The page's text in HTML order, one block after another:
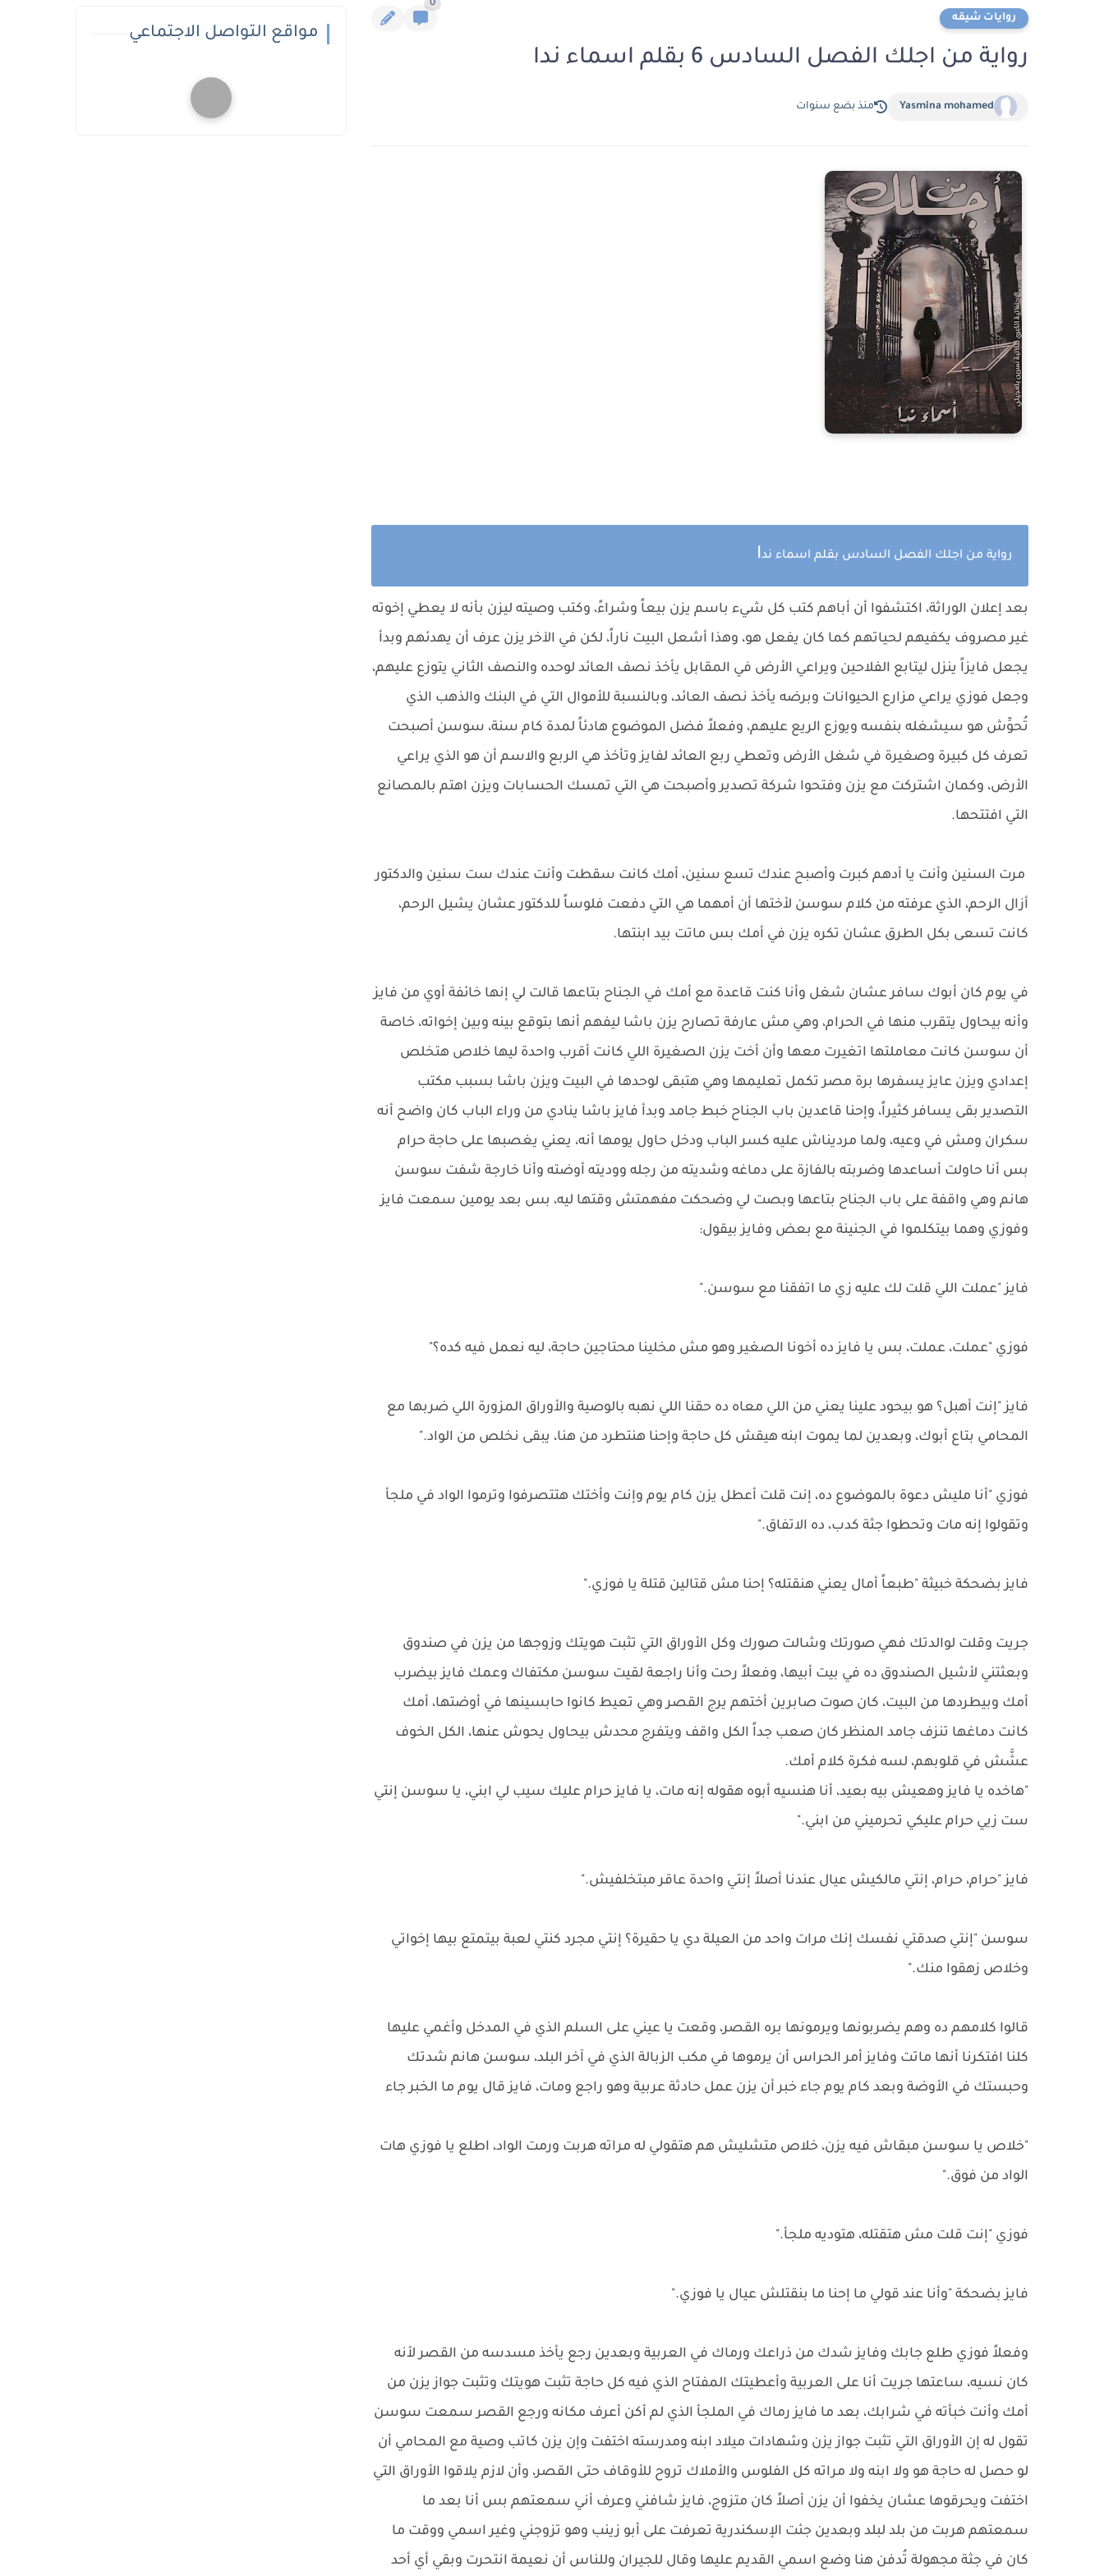
روايات شيقه
0
رواية من اجلك الفصل السادس 6 بقلم اسماء ندا
Yasmina mohamed منذ بضع سنوات
رواية من اجلك الفصل السادس بقلم اسماء ندا
بعد إعلان الوراثة، اكتشفوا أن أباهم كتب كل شيء باسم يزن بيعاً وشراءً، وكتب وصيته ليزن بأنه لا يعطي إخوته
غير مصروف يكفيهم لحياتهم كما كان يفعل هو، وهذا أشعل البيت ناراً، لكن في الآخر يزن عرف أن يهدئهم وبدأ
يجعل فايزاً ينزل ليتابع الفلاحين ويراعي الأرض في المقابل يأخذ نصف العائد لوحده والنصف الثاني يتوزع عليهم،
وجعل فوزي يراعي مزارع الحيوانات وبرضه يأخذ نصف العائد، وبالنسبة للأموال التي في البنك والذهب الذي
تُحوِّش هو سيشغله بنفسه ويوزع الريع عليهم، وفعلاً فضل الموضوع هادئاً لمدة كام سنة، سوسن أصبحت
تعرف كل كبيرة وصغيرة في شغل الأرض وتعطي ربع العائد لفايز وتأخذ هي الربع والاسم أن هو الذي يراعي
الأرض، وكمان اشتركت مع يزن وفتحوا شركة تصدير وأصبحت هي التي تمسك الحسابات ويزن اهتم بالمصانع
التي افتتحها.
مرت السنين وأنت يا أدهم كبرت وأصبح عندك تسع سنين، أمك كانت سقطت وأنت عندك ست سنين والدكتور
أزال الرحم، الذي عرفته من كلام سوسن لأختها أن أمهما هي التي دفعت فلوساً للدكتور عشان يشيل الرحم،
كانت تسعى بكل الطرق عشان تكره يزن في أمك بس ماتت بيد ابنتها.
في يوم كان أبوك سافر عشان شغل وأنا كنت قاعدة مع أمك في الجناح بتاعها قالت لي إنها خائفة أوي من فايز
وأنه بيحاول يتقرب منها في الحرام، وهي مش عارفة تصارح يزن باشا ليفهم أنها بتوقع بينه وبين إخواته، خاصة
أن سوسن كانت معاملتها اتغيرت معها وأن أخت يزن الصغيرة اللي كانت أقرب واحدة ليها خلاص هتخلص
إعدادي ويزن عايز يسفرها برة مصر تكمل تعليمها وهي هتبقى لوحدها في البيت ويزن باشا بسبب مكتب
التصدير بقى يسافر كثيراً، وإحنا قاعدين باب الجناح خبط جامد وبدأ فايز باشا ينادي من وراء الباب كان واضح أنه
سكران ومش في وعيه، ولما مرديناش عليه كسر الباب ودخل حاول يومها أنه، يعني يغصبها على حاجة حرام
بس أنا حاولت أساعدها وضربته بالفازة على دماغه وشديته من رجله ووديته أوضته وأنا خارجة شفت سوسن
هانم وهي واقفة على باب الجناح بتاعها وبصت لي وضحكت مفهمتش وقتها ليه، بس بعد يومين سمعت فايز
وفوزي وهما بيتكلموا في الجنينة مع بعض وفايز بيقول:
فايز "عملت اللي قلت لك عليه زي ما اتفقنا مع سوسن."
فوزي "عملت، عملت، بس يا فايز ده أخونا الصغير وهو مش مخلينا محتاجين حاجة، ليه نعمل فيه كده؟"
فايز "إنت أهبل؟ هو بيحود علينا يعني من اللي معاه ده حقنا اللي نهبه بالوصية والأوراق المزورة اللي ضربها مع
المحامي بتاع أبوك، وبعدين لما يموت ابنه هيقش كل حاجة وإحنا هنتطرد من هنا، يبقى نخلص من الواد."
فوزي "أنا مليش دعوة بالموضوع ده، إنت قلت أعطل يزن كام يوم وإنت وأختك هتتصرفوا وترموا الواد في ملجأ
وتقولوا إنه مات وتحطوا جثة كدب، ده الاتفاق."
فايز بضحكة خبيثة "طبعاً أمال يعني هنقتله؟ إحنا مش قتالين قتلة يا فوزي."
جريت وقلت لوالدتك فهي صورتك وشالت صورك وكل الأوراق التي تثبت هويتك وزوجها من يزن في صندوق
وبعثتني لأشيل الصندوق ده في بيت أبيها، وفعلاً رحت وأنا راجعة لقيت سوسن مكتفاك وعمك فايز بيضرب
أمك وبيطردها من البيت، كان صوت صابرين أختهم يرج القصر وهي تعيط كانوا حابسينها في أوضتها، أمك
كانت دماغها تنزف جامد المنظر كان صعب جداً الكل واقف ويتفرج محدش بيحاول يحوش عنها، الكل الخوف
عشَّش في قلوبهم، لسه فكرة كلام أمك.
"هاخده يا فايز وهعيش بيه بعيد، أنا هنسيه أبوه هقوله إنه مات، يا فايز حرام عليك سيب لي ابني، يا سوسن إنتي
ست زيي حرام عليكي تحرميني من ابني."
فايز "حرام، حرام، إنتي مالكيش عيال عندنا أصلاً إنتي واحدة عاقر مبتخلفيش."
سوسن "إنتي صدقتي نفسك إنك مرات واحد من العيلة دي يا حقيرة؟ إنتي مجرد كنتي لعبة بيتمتع بيها إخواتي
وخلاص زهقوا منك."
قالوا كلامهم ده وهم يضربونها ويرمونها بره القصر، وقعت يا عيني على السلم الذي في المدخل وأغمي عليها
كلنا افتكرنا أنها ماتت وفايز أمر الحراس أن يرموها في مكب الزبالة الذي في آخر البلد، سوسن هانم شدتك
وحبستك في الأوضة وبعد كام يوم جاء خبر أن يزن عمل حادثة عربية وهو راجع ومات، فايز قال يوم ما الخبر جاء
"خلاص يا سوسن مبقاش فيه يزن، خلاص متشليش هم هتقولي له مراته هربت ورمت الواد، اطلع يا فوزي هات
الواد من فوق."
فوزي "إنت قلت مش هتقتله، هتوديه ملجأ."
فايز بضحكة "وأنا عند قولي ما إحنا ما بنقتلش عيال يا فوزي."
وفعلاً فوزي طلع جابك وفايز شدك من ذراعك ورماك في العربية وبعدين رجع يأخذ مسدسه من القصر لأنه
كان نسيه، ساعتها جريت أنا على العربية وأعطيتك المفتاح الذي فيه كل حاجة تثبت هويتك وتثبت جواز يزن من
أمك وأنت خبأته في شرابك، بعد ما فايز رماك في الملجأ الذي لم أكن أعرف مكانه ورجع القصر سمعت سوسن
تقول له إن الأوراق التي تثبت جواز يزن وشهادات ميلاد ابنه ومدرسته اختفت وإن يزن كاتب وصية مع المحامي أن
لو حصل له حاجة هو ولا ابنه ولا مراته كل الفلوس والأملاك تروح للأوقاف حتى القصر، وأن لازم يلاقوا الأوراق التي
اختفت ويحرقوها عشان يخفوا أن يزن أصلاً كان متزوج، فايز شافني وعرف أني سمعتهم بس أنا بعد ما
سمعتهم هربت من بلد لبلد وبعدين جئت الإسكندرية تعرفت على أبو زينب وهو تزوجني وغير اسمي ووقت ما
كان في جثة مجهولة تُدفن هنا وضع اسمي القديم عليها وقال للجيران وللناس أن نعيمة انتحرت وبقي أي أحد
مواقع التواصل الاجتماعي